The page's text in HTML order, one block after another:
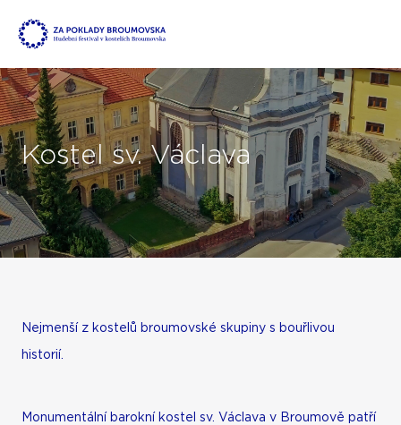
Kostel sv. Václava
Nejmenší z kostelů broumovské skupiny s bouřlivou
historií.
Monumentální barokní kostel sv. Václava v Broumově patří